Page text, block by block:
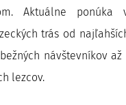
Aktuálne ponúka
trás od
návštevníkov až
lezcov.